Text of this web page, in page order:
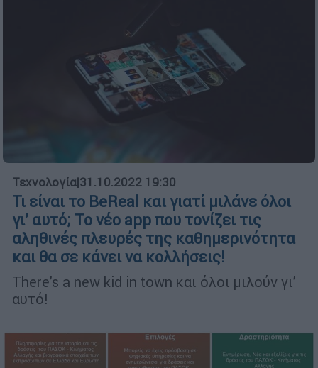
Τεχνολογία|31.10.2022 19:30
Τι είναι το BeReal και γιατί μιλάνε όλοι
γι’ αυτό; Το νέο app που τονίζει τις
αληθινές πλευρές της καθημερινότητα
και θα σε κάνει να κολλήσεις!
There’s a new kid in town και όλοι μιλούν γι’
αυτό!